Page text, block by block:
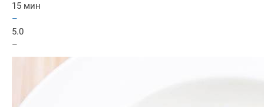
15 мин
–
5.0
–